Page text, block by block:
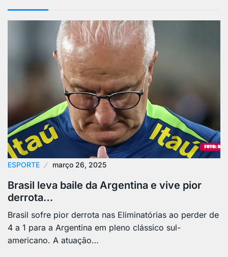
ESPORTE março 26, 2025
Brasil leva baile da Argentina e vive pior
derrota…
Brasil sofre pior derrota nas Eliminatórias ao perder de
4 a 1 para a Argentina em pleno clássico sul-
americano. A atuação…